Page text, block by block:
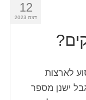
12
דצמ 2023
לארצות
ישנן מספר